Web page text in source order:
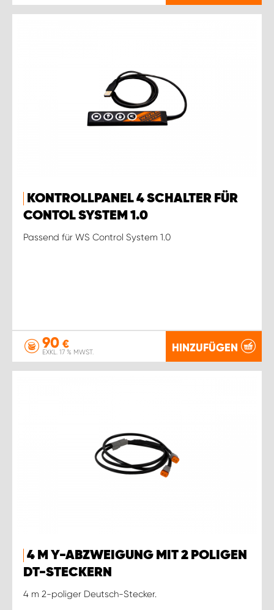
KONTROLLPANEL 4 SCHALTER FÜR
CONTOL SYSTEM 1.0
Passend für WS Control System 1.0
90 €
EXKL. 17 % MWST. HINZUFÜGEN
4 M Y-ABZWEIGUNG MIT 2 POLIGEN
DT-STECKERN
4 m 2-poliger Deutsch-Stecker.